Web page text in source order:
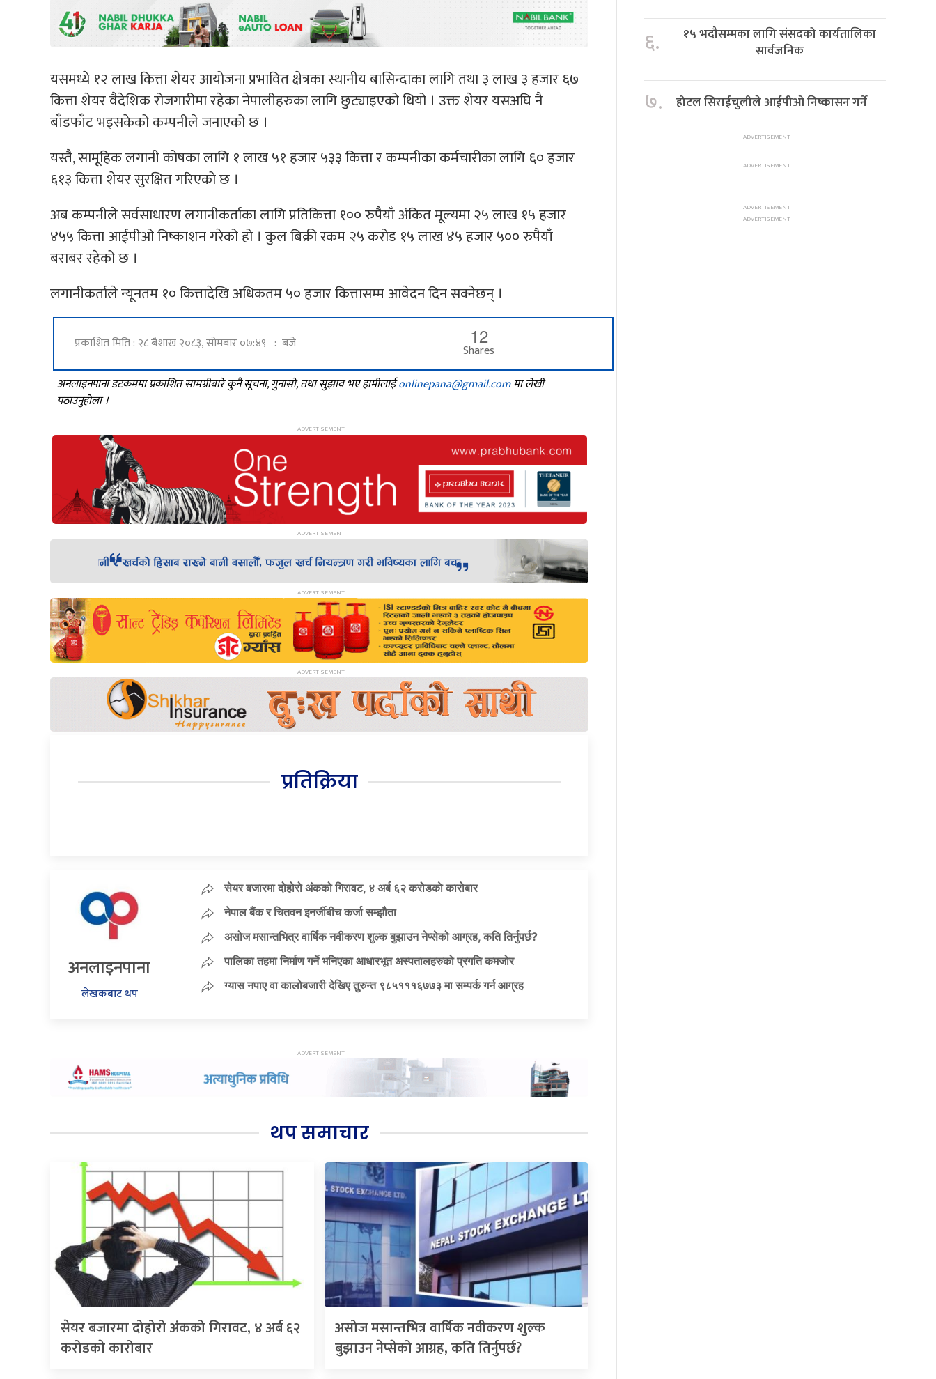
यसमध्ये १२ लाख कित्ता शेयर आयोजना प्रभावित क्षेत्रका स्थानीय बासिन्दाका लागि तथा ३ लाख ३ हजार ६७
कित्ता शेयर वैदेशिक रोजगारीमा रहेका नेपालीहरुका लागि छुट्याइएको थियो । उक्त शेयर यसअघि नै
बाँडफाँट भइसकेको कम्पनीले जनाएको छ ।
यस्तै, सामूहिक लगानी कोषका लागि १ लाख ५१ हजार ५३३ कित्ता र कम्पनीका कर्मचारीका लागि ६० हजार
६१३ कित्ता शेयर सुरक्षित गरिएको छ ।
अब कम्पनीले सर्वसाधारण लगानीकर्ताका लागि प्रतिकित्ता १०० रुपैयाँ अंकित मूल्यमा २५ लाख १५ हजार
४५५ कित्ता आईपीओ निष्काशन गरेको हो । कुल बिक्री रकम २५ करोड १५ लाख ४५ हजार ५०० रुपैयाँ
बराबर रहेको छ ।
लगानीकर्ताले न्यूनतम १० कित्तादेखि अधिकतम ५० हजार कित्तासम्म आवेदन दिन सक्नेछन् ।
प्रकाशित मिति : २८ बैशाख २०८३, सोमबार ०७:४९ : बजे 12
Shares
अनलाइनपाना डटकममा प्रकाशित सामग्रीबारे कुनै सूचना, गुनासो, तथा सुझाव भए हामीलाईonlinepana@gmail.comमा लेखी
पठाउनुहोला ।
प्रतिक्रिया
अनलाइनपाना
लेखकबाट थप
सेयर बजारमा दोहोरो अंकको गिरावट, ४ अर्ब ६२ करोडकाे कारोबार
नेपाल बैंक र चितवन इनर्जीबीच कर्जा सम्झौता
असोज मसान्तभित्र वार्षिक नवीकरण शुल्क बुझाउन नेप्सेको आग्रह, कति तिर्नुपर्छ?
पालिका तहमा निर्माण गर्ने भनिएका आधारभूत अस्पतालहरुको प्रगति कमजोर
ग्यास नपाए वा कालोबजारी देखिए तुरुन्त ९८५१११६७७३ मा सम्पर्क गर्न आग्रह
थप समाचार
सेयर बजारमा दोहोरो अंकको गिरावट, ४ अर्ब ६२
करोडकाे कारोबार
असोज मसान्तभित्र वार्षिक नवीकरण शुल्क
बुझाउन नेप्सेको आग्रह, कति तिर्नुपर्छ?
६.
१५ भदौसम्मका लागि संसदको कार्यतालिका
सार्वजनिक
७. होटल सिराईचुलीले आईपीओ निष्कासन गर्ने